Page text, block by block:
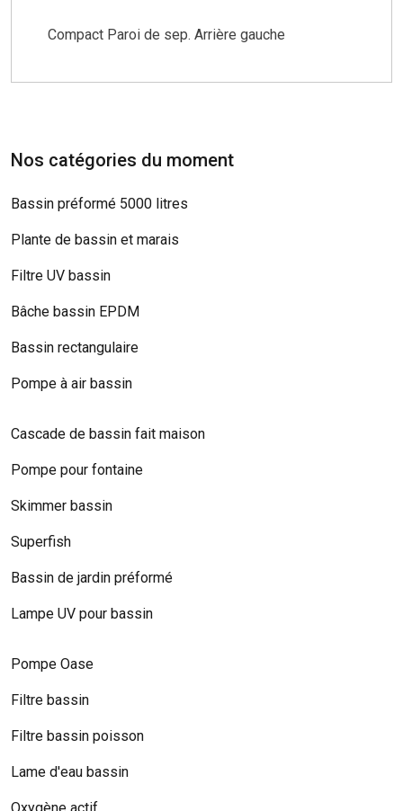
Compact Paroi de sep. Arrière gauche
Nos catégories du moment
Bassin préformé 5000 litres
Plante de bassin et marais
Filtre UV bassin
Bâche bassin EPDM
Bassin rectangulaire
Pompe à air bassin
Cascade de bassin fait maison
Pompe pour fontaine
Skimmer bassin
Superfish
Bassin de jardin préformé
Lampe UV pour bassin
Pompe Oase
Filtre bassin
Filtre bassin poisson
Lame d'eau bassin
Oxygène actif